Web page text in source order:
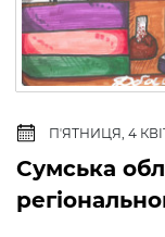
ПʼЯТНИЦЯ, 4
Сумська